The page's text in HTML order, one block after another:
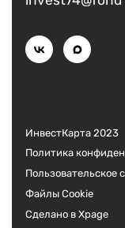
ИнвестКарта 2023
Политика
Пользовательское
Файлы Cookie
Сделано в Xpage